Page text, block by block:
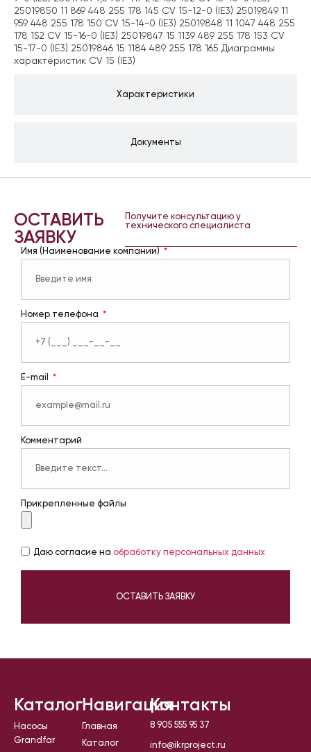
Характеристики
Документы
25019850 11 869 448 255 178 145 CV 15-12-0 (IE3) 25019849 11
959 448 255 178 150 CV 15-14-0 (IE3) 25019848 11 1047 448 255
178 152 CV 15-16-0 (IE3) 25019847 15 1139 489 255 178 153 CV
15-17-0 (IE3) 25019846 15 1184 489 255 178 165 Диаграммы
характеристик CV 15 (IE3)
ОСТАВИТЬ
ЗАЯВКУ
Получите консультацию у
технического специалиста
Имя (Наименование компании)
Номер телефона
E-mail
Комментарий
Прикрепленные файлы
Даю согласие на обработку персональных данных
ОСТАВИТЬ ЗАЯВКУ
Каталог
Насосы
Grandfar
Навигация
Главная
Каталог
Контакты
8 905 555 95 37
info@ikrproject.ru